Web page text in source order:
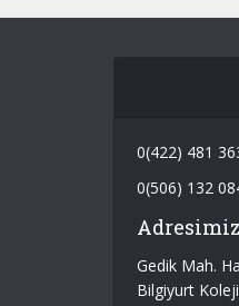
0(422) 481
0(506) 132
Adresimiz
Gedik Mah.
Bilgiyurt